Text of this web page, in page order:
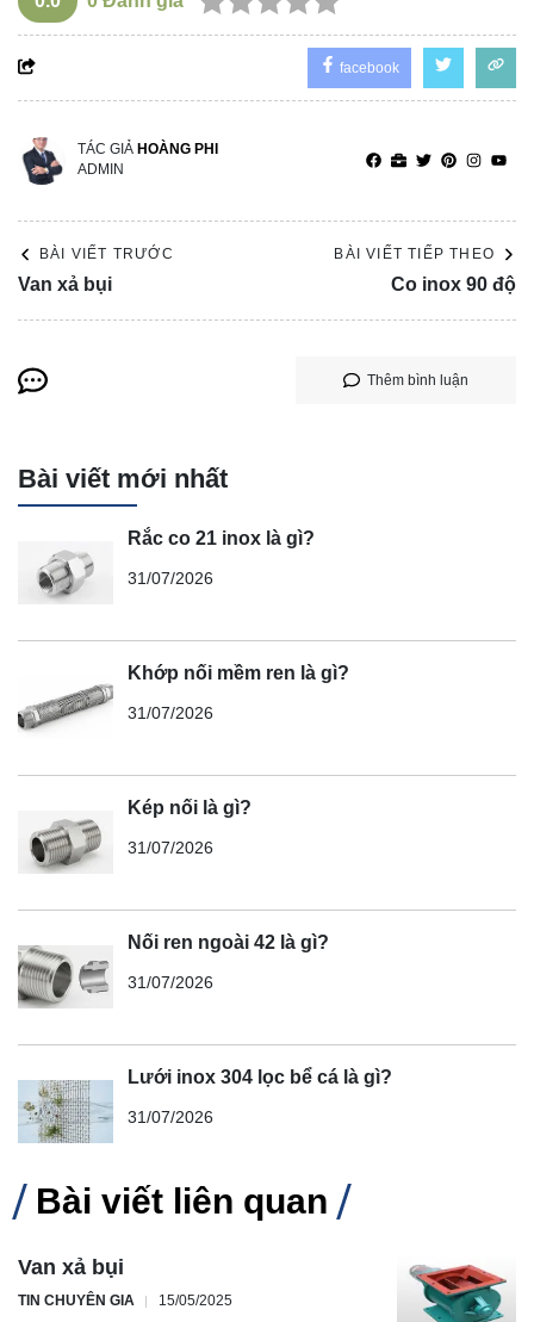
facebook
TÁC GIẢ HOÀNG PHI
ADMIN
BÀI VIẾT TRƯỚC
Van xả bụi
BÀI VIẾT TIẾP THEO
Co inox 90 độ
Thêm bình luận
Bài viết mới nhất
Rắc co 21 inox là gì?
31/07/2026
Khớp nối mềm ren là gì?
31/07/2026
Kép nối là gì?
31/07/2026
Nối ren ngoài 42 là gì?
31/07/2026
Lưới inox 304 lọc bể cá là gì?
31/07/2026
Bài viết liên quan
Van xả bụi
TIN CHUYÊN GIA 15/05/2025